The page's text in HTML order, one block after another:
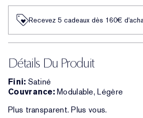
Recevez 5 cadeaux dès 160€
Détails Du Produit
Fini: Satiné
Couvrance:Modulable, Légère
Plus transparent. Plus vous.